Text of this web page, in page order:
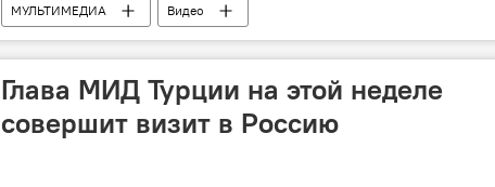
МУЛЬТИМЕДИА Видео
Глава МИД Турции на этой неделе
совершит визит в Россию